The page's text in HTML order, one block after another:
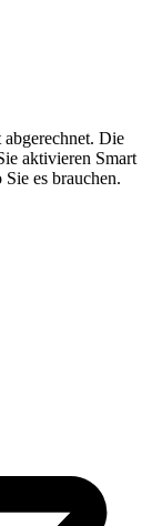
Die
aktivieren Smart
es brauchen.